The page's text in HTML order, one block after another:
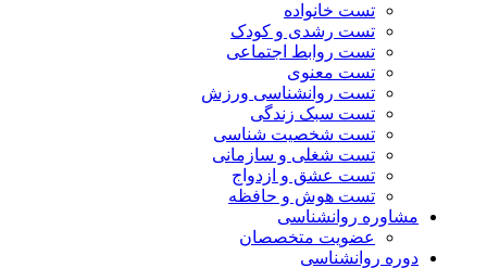
تست خانواده
تست رشدی و کودک
تست روابط اجتماعی
تست معنوی
تست روانشناسی ورزش
تست سبک زندگی
تست شخصیت شناسی
تست شغلی و سازمانی
تست عشق و ازدواج
تست هوش و حافظه
مشاوره روانشناسی
عضویت متخصصان
دوره روانشناسی